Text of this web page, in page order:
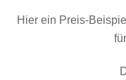
Hier ein Preis-